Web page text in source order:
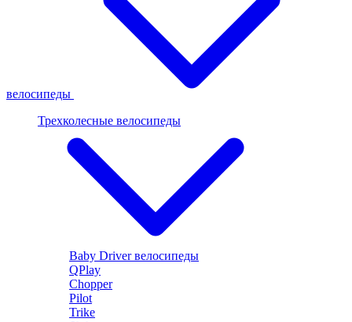
велосипеды
Трехколесные велосипеды
Baby Driver велосипеды
QPlay
Chopper
Pilot
Trike